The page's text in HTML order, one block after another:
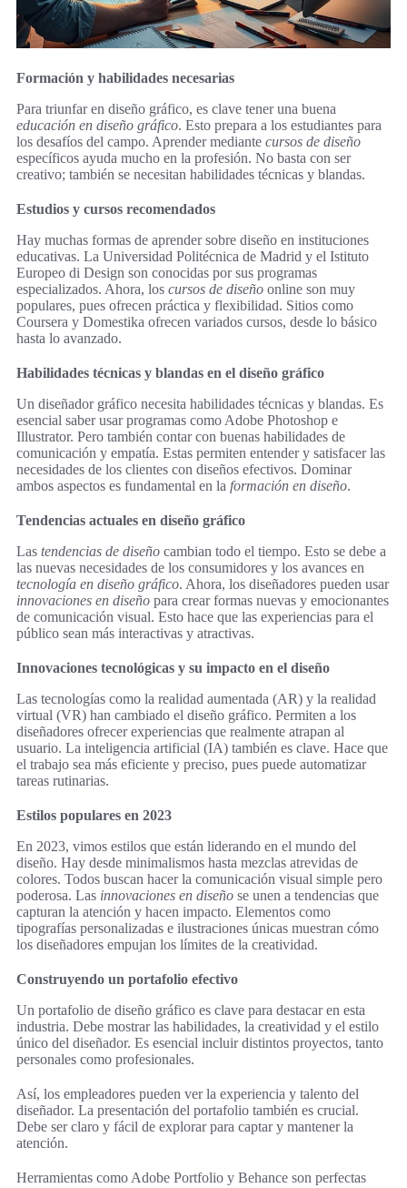
Formación y habilidades necesarias
Para triunfar en diseño gráfico, es clave tener una buena
educación en diseño gráfico. Esto prepara a los estudiantes para
los desafíos del campo. Aprender mediante cursos de diseño
específicos ayuda mucho en la profesión. No basta con ser
creativo; también se necesitan habilidades técnicas y blandas.
Estudios y cursos recomendados
Hay muchas formas de aprender sobre diseño en instituciones
educativas. La Universidad Politécnica de Madrid y el Istituto
Europeo di Design son conocidas por sus programas
especializados. Ahora, los cursos de diseño online son muy
populares, pues ofrecen práctica y flexibilidad. Sitios como
Coursera y Domestika ofrecen variados cursos, desde lo básico
hasta lo avanzado.
Habilidades técnicas y blandas en el diseño gráfico
Un diseñador gráfico necesita habilidades técnicas y blandas. Es
esencial saber usar programas como Adobe Photoshop e
Illustrator. Pero también contar con buenas habilidades de
comunicación y empatía. Estas permiten entender y satisfacer las
necesidades de los clientes con diseños efectivos. Dominar
ambos aspectos es fundamental en la formación en diseño.
Tendencias actuales en diseño gráfico
Las tendencias de diseño cambian todo el tiempo. Esto se debe a
las nuevas necesidades de los consumidores y los avances en
tecnología en diseño gráfico. Ahora, los diseñadores pueden usar
innovaciones en diseño para crear formas nuevas y emocionantes
de comunicación visual. Esto hace que las experiencias para el
público sean más interactivas y atractivas.
Innovaciones tecnológicas y su impacto en el diseño
Las tecnologías como la realidad aumentada (AR) y la realidad
virtual (VR) han cambiado el diseño gráfico. Permiten a los
diseñadores ofrecer experiencias que realmente atrapan al
usuario. La inteligencia artificial (IA) también es clave. Hace que
el trabajo sea más eficiente y preciso, pues puede automatizar
tareas rutinarias.
Estilos populares en 2023
En 2023, vimos estilos que están liderando en el mundo del
diseño. Hay desde minimalismos hasta mezclas atrevidas de
colores. Todos buscan hacer la comunicación visual simple pero
poderosa. Las innovaciones en diseño se unen a tendencias que
capturan la atención y hacen impacto. Elementos como
tipografías personalizadas e ilustraciones únicas muestran cómo
los diseñadores empujan los límites de la creatividad.
Construyendo un portafolio efectivo
Un portafolio de diseño gráfico es clave para destacar en esta
industria. Debe mostrar las habilidades, la creatividad y el estilo
único del diseñador. Es esencial incluir distintos proyectos, tanto
personales como profesionales.
Así, los empleadores pueden ver la experiencia y talento del
diseñador. La presentación del portafolio también es crucial.
Debe ser claro y fácil de explorar para captar y mantener la
atención.
Herramientas como Adobe Portfolio y Behance son perfectas